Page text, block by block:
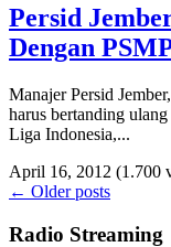
Persid
Dengan
Manajer Persid
harus bertanding
Liga Indonesia,...
April 16, 2012 (1.700
← Older posts
Radio Streaming